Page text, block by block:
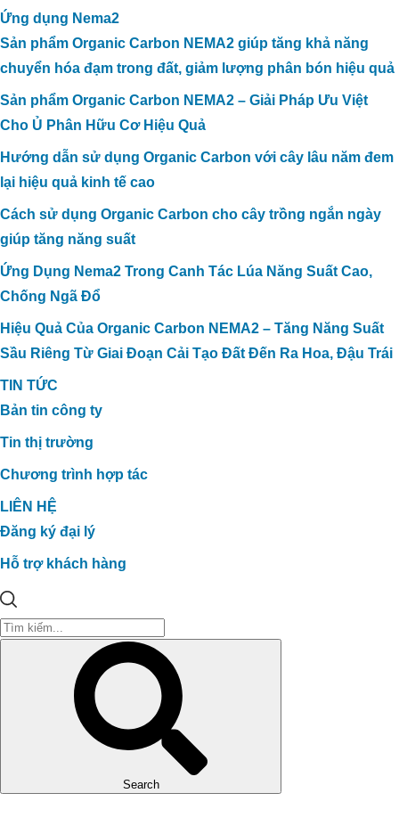
Ứng dụng Nema2
Sản phẩm Organic Carbon NEMA2 giúp tăng khả năng
chuyển hóa đạm trong đất, giảm lượng phân bón hiệu quả
Sản phẩm Organic Carbon NEMA2 – Giải Pháp Ưu Việt
Cho Ủ Phân Hữu Cơ Hiệu Quả
Hướng dẫn sử dụng Organic Carbon với cây lâu năm đem
lại hiệu quả kinh tế cao
Cách sử dụng Organic Carbon cho cây trồng ngắn ngày
giúp tăng năng suất
Ứng Dụng Nema2 Trong Canh Tác Lúa Năng Suất Cao,
Chống Ngã Đổ
Hiệu Quả Của Organic Carbon NEMA2 – Tăng Năng Suất
Sầu Riêng Từ Giai Đoạn Cải Tạo Đất Đến Ra Hoa, Đậu Trái
TIN TỨC
Bản tin công ty
Tin thị trường
Chương trình hợp tác
LIÊN HỆ
Đăng ký đại lý
Hỗ trợ khách hàng
Search